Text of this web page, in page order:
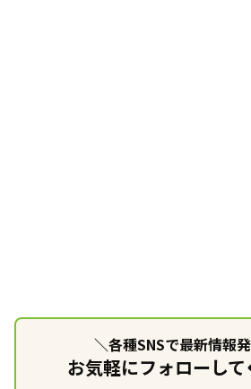
＼各種SNSで最新情報
お気軽にフォローして